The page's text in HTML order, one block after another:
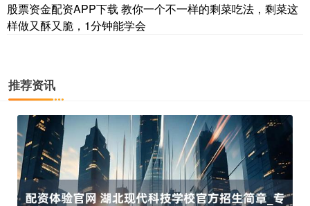
股票资金配资APP下载 教你一个不一样的剩菜吃法，剩菜这
样做又酥又脆，1分钟能学会
推荐资讯